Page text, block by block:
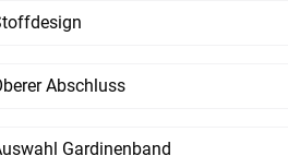
Stoffdesign
oberer Abschluss
Auswahl Gardinenband